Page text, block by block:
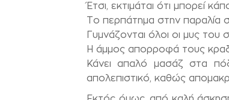
Έτσι, εκτιμάται ότι μπορεί
Το περπάτημα στην παραλία
Γυμνάζονται όλοι οι μυς του
Η άμμος απορροφά τους
Κάνει απαλό μασάζ στα
απολεπιστικό, καθώς